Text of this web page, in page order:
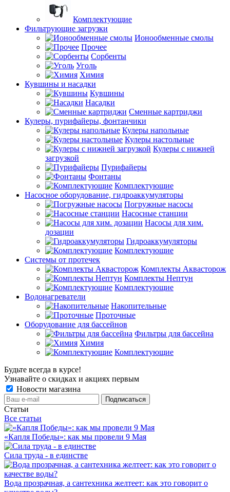
Комплектующие
Фильтрующие загрузки
Ионообменные смолы
Прочее
Сорбенты
Уголь
Химия
Кувшины и насадки
Кувшины
Насадки
Сменные картриджи
Кулеры, пурифайеры, фонтанчики
Кулеры напольные
Кулеры настольные
Кулеры с нижней
загрузкой
Пурифайеры
Фонтаны
Комплектующие
Насосное оборудование, гидроаккумуляторы
Погружные насосы
Насосные станции
Насосы для хим.
дозации
Гидроаккумуляторы
Комплектующие
Системы от протечек
Комплекты Аквасторож
Комплекты Нептун
Комплектующие
Водонагреватели
Накопительные
Проточные
Оборудование для бассейнов
Фильтры для бассейна
Химия
Комплектующие
Будьте всегда в курсе!
Узнавайте о скидках и акциях первым
Новости магазина
Статьи
Все статьи
«Капля Победы»: как мы провели 9 Мая
Сила труда - в единстве
Вода прозрачная, а сантехника желтеет: как это говорит о